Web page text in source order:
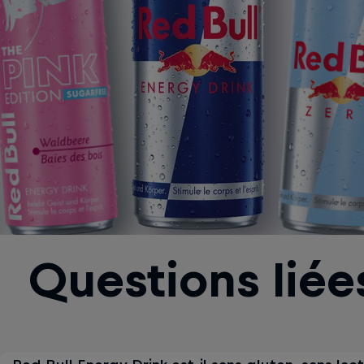
Questions